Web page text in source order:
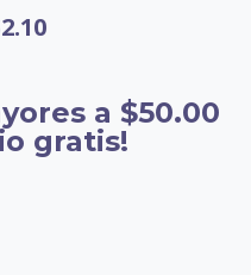
2.10
a $50.00
gratis!